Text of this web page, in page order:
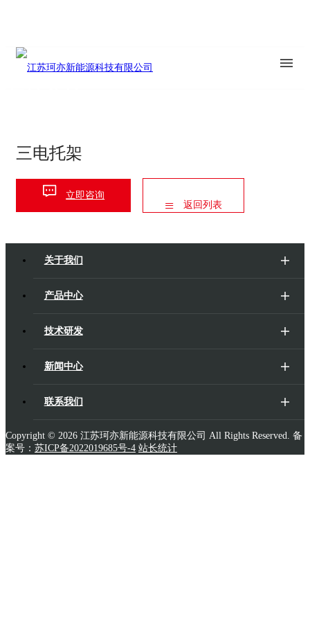
三电托架
立即咨询
返回列表
关于我们
产品中心
技术研发
新闻中心
联系我们
Copyright © 2026 江苏珂亦新能源科技有限公司 All Rights Reserved. 备
案号： 苏ICP备2022019685号-4 站长统计